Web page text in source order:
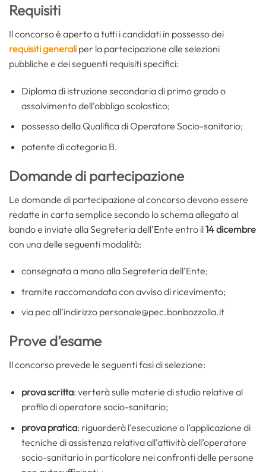
Requisiti
Il concorso è aperto a tutti i candidati in possesso dei
requisiti generali per la partecipazione alle selezioni
pubbliche e dei seguenti requisiti specifici:
Diploma di istruzione secondaria di primo grado o
assolvimento dell’obbligo scolastico;
possesso della Qualifica di Operatore Socio-sanitario;
patente di categoria B.
Domande di partecipazione
Le domande di partecipazione al concorso devono essere
redatte in carta semplice secondo lo schema allegato al
bando e inviate alla Segreteria dell’Ente entro il14 dicembre
con una delle seguenti modalità:
consegnata a mano alla Segreteria dell’Ente;
tramite raccomandata con avviso di ricevimento;
via pec all’indirizzo personale@pec.bonbozzolla.it
Prove d’esame
Il concorso prevede le seguenti fasi di selezione:
prova scritta: verterà sulle materie di studio relative al
profilo di operatore socio-sanitario;
prova pratica: riguarderà l’esecuzione o l’applicazione di
tecniche di assistenza relativa all’attività dell’operatore
socio-sanitario in particolare nei confronti delle persone